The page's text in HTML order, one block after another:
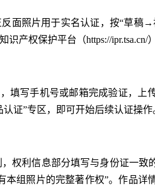
面照片用于实名认证，按“草稿
产权保护平台（https://ipr.tsa.cn/
填写手机号或邮箱完成验证，上
证”专区，即可开始后续认证操作
权利信息部分填写与身份证一致
组照片的完整著作权”。作品详